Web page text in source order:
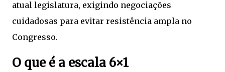
atual legislatura, exigindo negociações
cuidadosas para evitar resistência ampla no
Congresso.
O que é a escala 6×1